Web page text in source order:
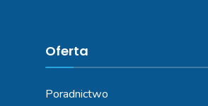
Oferta
Poradnictwo